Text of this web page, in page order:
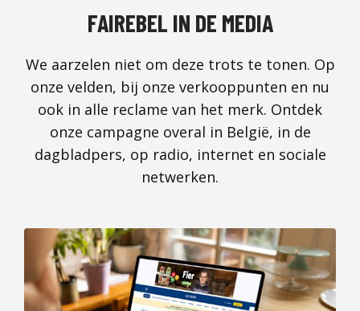
FAIREBEL IN DE MEDIA
We aarzelen niet om deze trots te tonen. Op
onze velden, bij onze verkooppunten en nu
ook in alle reclame van het merk. Ontdek
onze campagne overal in België, in de
dagbladpers, op radio, internet en sociale
netwerken.